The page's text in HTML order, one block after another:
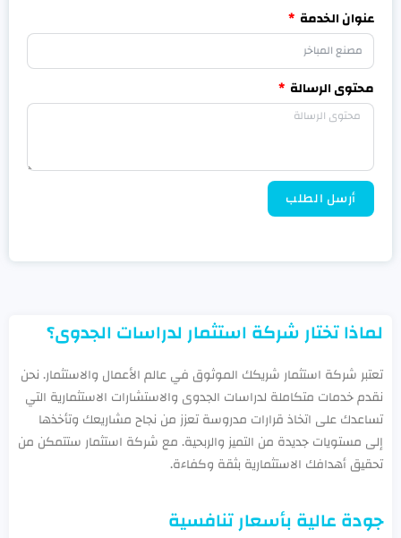
عنوان الخدمة
محتوى الرسالة
أرسل الطلب
لماذا تختار شركة استثمار لدراسات الجدوى؟
تعتبر شركة استثمار شريكك الموثوق في عالم الأعمال والاستثمار. نحن
نقدم خدمات متكاملة لدراسات الجدوى والاستشارات الاستثمارية التي
تساعدك على اتخاذ قرارات مدروسة تعزز من نجاح مشاريعك وتأخذها
إلى مستويات جديدة من التميز والربحية. مع شركة استثمار ستتمكن من
تحقيق أهدافك الاستثمارية بثقة وكفاءة.
جودة عالية بأسعار تنافسية